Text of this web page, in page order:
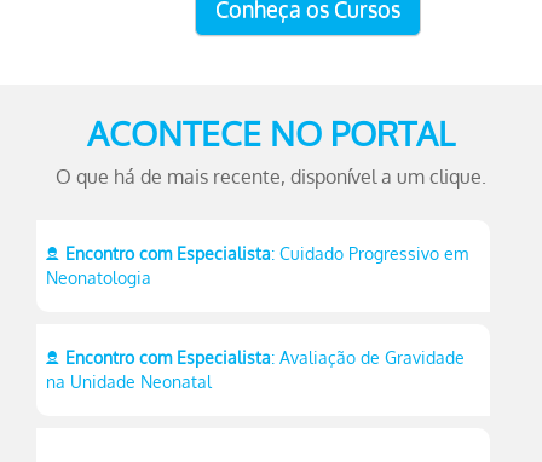
Conheça os Cursos
ACONTECE NO PORTAL
O que há de mais recente, disponível a um clique.
Encontro com Especialista: Cuidado Progressivo em
Neonatologia
Encontro com Especialista: Avaliação de Gravidade
na Unidade Neonatal